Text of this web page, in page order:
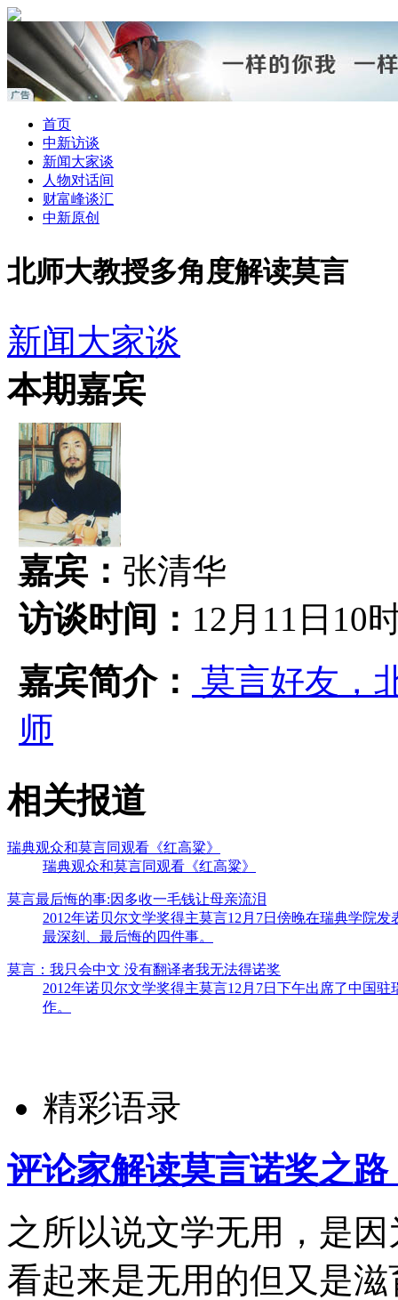
首页
中新访谈
新闻大家谈
人物对话间
财富峰谈汇
中新原创
北师大教授多角度解读莫言
新闻大家谈
本期嘉宾
嘉宾： 张清华
访谈时间： 12月11日10
嘉宾简介： 莫言好友，
师
相关报道
瑞典观众和莫言同观看《红高粱》
瑞典观众和莫言同观看《红高粱》
莫言最后悔的事:因多收一毛钱让母亲流泪
2012年诺贝尔文学奖得主莫言12月7日傍晚在瑞典学院
最深刻、最后悔的四件事。
莫言：我只会中文 没有翻译者我无法得诺奖
2012年诺贝尔文学奖得主莫言12月7日下午出席了中国
作。
精彩语录
评论家解读莫言诺奖之
之所以说文学无用，是
看起来是无用的但又是